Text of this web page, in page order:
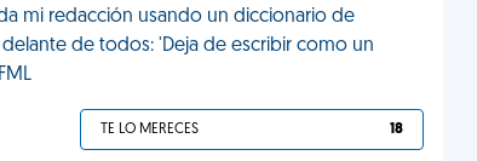
mi redacción usando un diccionario de
de todos: 'Deja de escribir como un
TE LO MERECES 18